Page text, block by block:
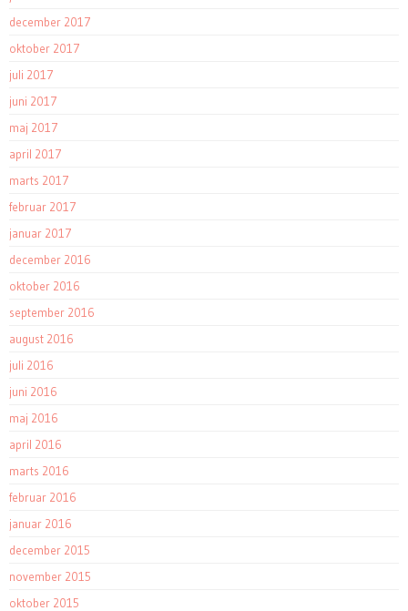
december 2017
oktober 2017
juli 2017
juni 2017
maj 2017
april 2017
marts 2017
februar 2017
januar 2017
december 2016
oktober 2016
september 2016
august 2016
juli 2016
juni 2016
maj 2016
april 2016
marts 2016
februar 2016
januar 2016
december 2015
november 2015
oktober 2015